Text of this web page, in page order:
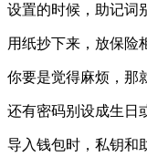
设置的时候，助记词
用纸抄下来，放保险
你要是觉得麻烦，那
还有密码别设成生日
导入钱包时，私钥和